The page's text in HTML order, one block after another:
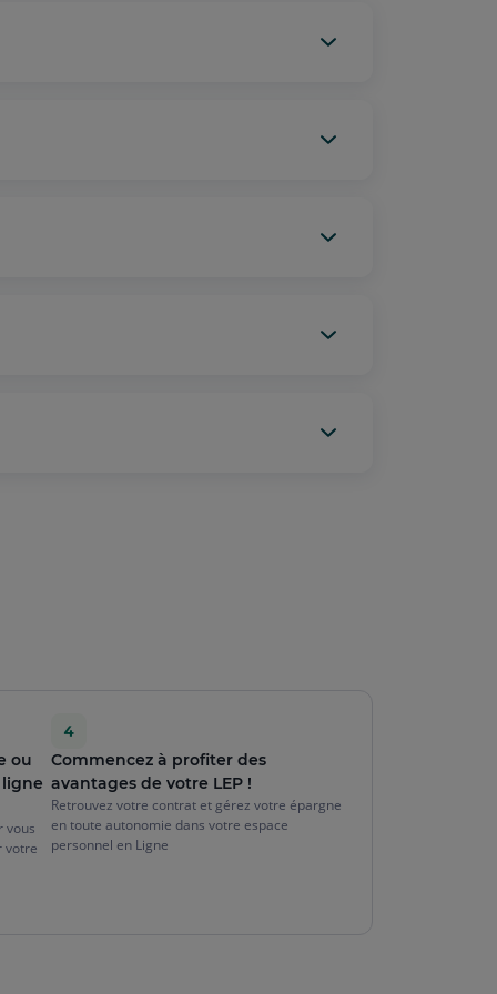
ou
vous
votre
Commencez à profiter des
avantages de votre LEP !
Retrouvez votre contrat et gérez votre épargne
en toute autonomie dans votre espace
personnel en Ligne